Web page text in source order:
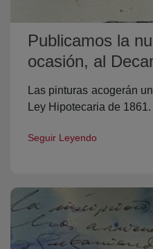
Publicamos la
ocasión, al
Las pinturas acogerán
Ley Hipotecaria de 1861.
Seguir Leyendo